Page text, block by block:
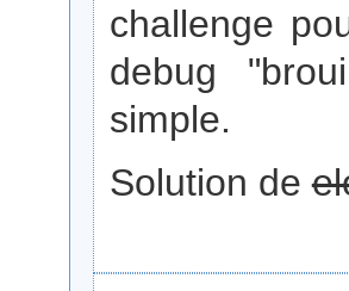
challenge
debug
simple.
Solution de